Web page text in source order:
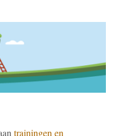
trainingen en